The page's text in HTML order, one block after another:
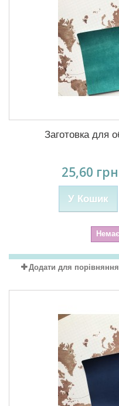
Заготовка для
25,60 грн
У Кошик
Додати для порівняння